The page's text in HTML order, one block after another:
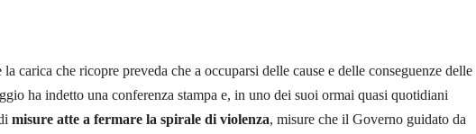
la carica che ricopre preveda che a occuparsi delle cause e delle conseguenze delle
ha indetto una conferenza stampa e, in uno dei suoi ormai quasi quotidiani
misure atte a fermare la spirale di violenza, misure che il Governo guidato da